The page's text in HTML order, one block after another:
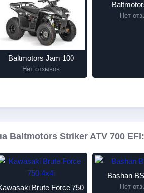
Baltmotors Jam 100
Нет отзывов
Нет
Baltmotors Striker ATV 700 EFI:
Brute Force 750
Bashan
Нет